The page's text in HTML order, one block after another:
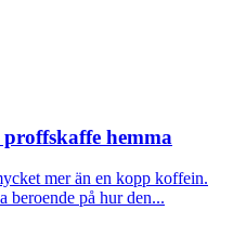
hemma
mer än en kopp koffein.
beroende på hur den...